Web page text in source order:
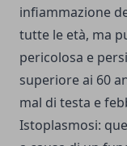
infiammazione
tutte le età, ma
pericolosa e
superiore ai 60
mal di testa e
Istoplasmosi: